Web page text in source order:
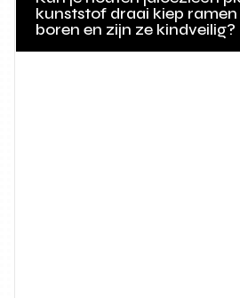
kunststof draai kiep
boren en zijn ze kindveilig?